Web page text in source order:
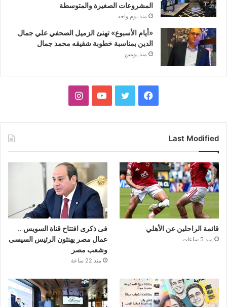
المشروعات الصغيرة والمتوسطة
منذ يوم واحد
«أيام الأسبوع» تهنئ الزميل الصحفي علي جمال
الدين بمناسبة خطوبة شقيقه محمد جمال
منذ يومين
فيسبوك تويتر يوتيوبانستقرام
Last Modified
قائمة الراحلين عن الأهلي
منذ 5 ساعات
فى ذكرى افتتاح قناة السويس ..
عمال مصر يهنئون الرئيس السيسى
وشعب مصر
منذ 22 ساعة